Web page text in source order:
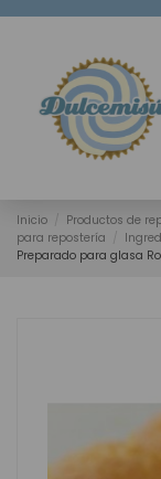
Inicio Productos de
para repostería
Preparado para glasa